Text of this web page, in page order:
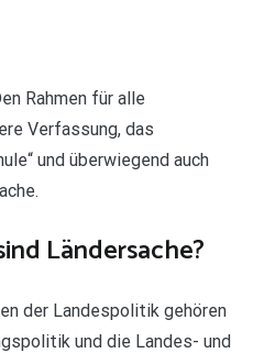
Rahmen für alle
Verfassung, das
und überwiegend auch
Ländersache?
der Landespolitik gehören
und die Landes- und